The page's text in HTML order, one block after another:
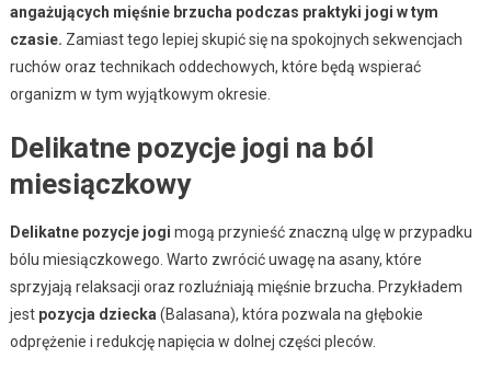
angażujących mięśnie brzucha podczas praktyki jogi w tym
czasie. Zamiast tego lepiej skupić się na spokojnych sekwencjach
ruchów oraz technikach oddechowych, które będą wspierać
organizm w tym wyjątkowym okresie.
Delikatne pozycje jogi na ból
miesiączkowy
Delikatne pozycje jogi mogą przynieść znaczną ulgę w przypadku
bólu miesiączkowego. Warto zwrócić uwagę na asany, które
sprzyjają relaksacji oraz rozluźniają mięśnie brzucha. Przykładem
jest pozycja dziecka(Balasana), która pozwala na głębokie
odprężenie i redukcję napięcia w dolnej części pleców.